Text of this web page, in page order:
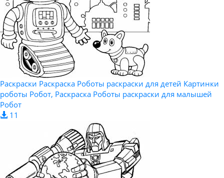
Раскраски Раскраска Роботы раскраски для детей Картинки
роботы Робот, Раскраска Роботы раскраски для малышей
Робот
11